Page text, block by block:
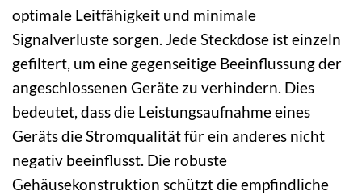
optimale Leitfähigkeit und minimale
Signalverluste sorgen. Jede Steckdose ist einzeln
gefiltert, um eine gegenseitige Beeinflussung der
angeschlossenen Geräte zu verhindern. Dies
bedeutet, dass die Leistungsaufnahme eines
Geräts die Stromqualität für ein anderes nicht
negativ beeinflusst. Die robuste
Gehäusekonstruktion schützt die empfindliche